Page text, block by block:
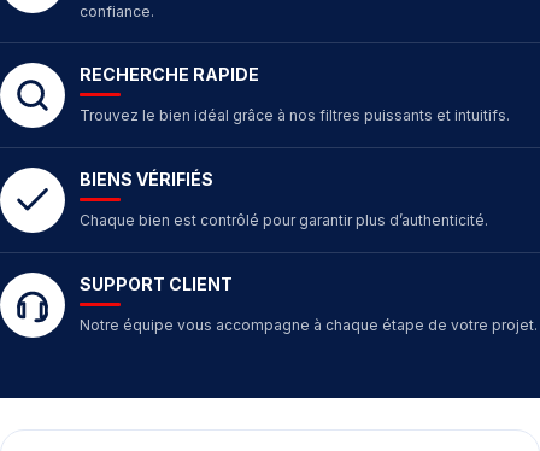
confiance.
RECHERCHE RAPIDE
Trouvez le bien idéal grâce à nos filtres puissants et intuitifs.
BIENS VÉRIFIÉS
Chaque bien est contrôlé pour garantir plus d’authenticité.
SUPPORT CLIENT
Notre équipe vous accompagne à chaque étape de votre projet.